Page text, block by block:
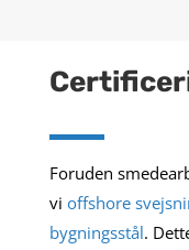
Foruden
vi offshore
bygningsstål.